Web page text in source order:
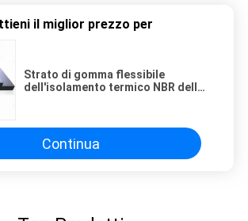
il miglior prezzo per
Strato di gomma flessibile
dell'isolamento termico NBR delle
Continua